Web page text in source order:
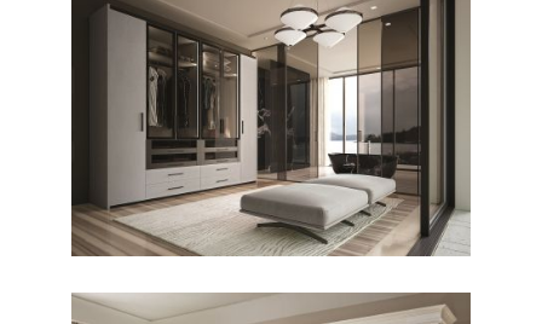
CONTEMPORANEO / ARMADI
Majestic 3